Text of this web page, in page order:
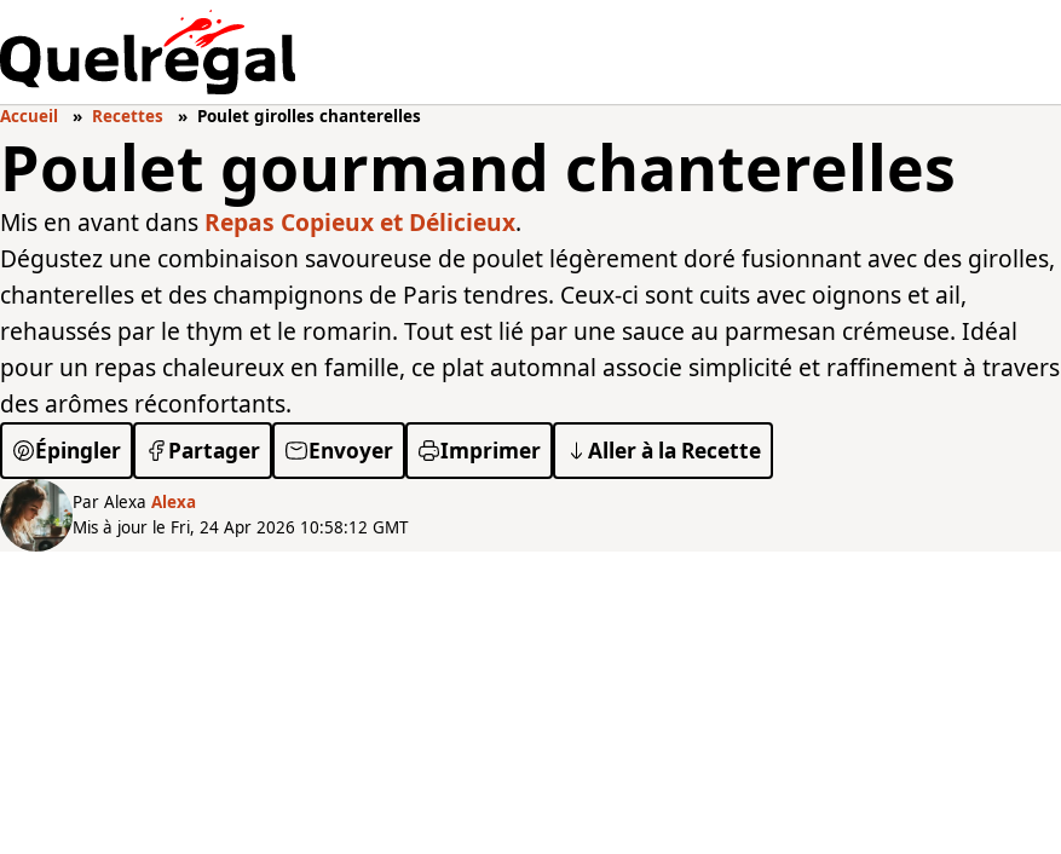
Accueil Recettes Poulet girolles chanterelles
Poulet gourmand chanterelles
Mis en avant dans Repas Copieux et Délicieux.
Dégustez une combinaison savoureuse de poulet légèrement doré fusionnant avec des girolles,
chanterelles et des champignons de Paris tendres. Ceux-ci sont cuits avec oignons et ail,
rehaussés par le thym et le romarin. Tout est lié par une sauce au parmesan crémeuse. Idéal
pour un repas chaleureux en famille, ce plat automnal associe simplicité et raffinement à travers
des arômes réconfortants.
Épingler Partager Envoyer Imprimer Aller à la Recette
Par Alexa Alexa
Mis à jour le Fri, 24 Apr 2026 10:58:12 GMT